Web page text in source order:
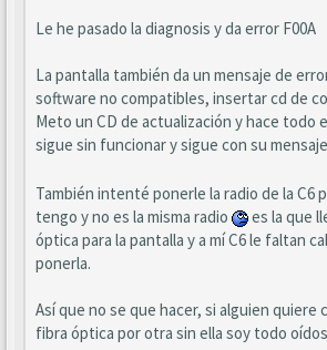
Le he pasado la diagnosis y da error F00A
La pantalla también da un mensaje de
software no compatibles, insertar cd de
Meto un CD de actualización y hace todo
sigue sin funcionar y sigue con su
También intenté ponerle la radio de la C6
tengo y no es la misma radio
es la que
óptica para la pantalla y a mí C6 le faltan
ponerla.
Así que no se que hacer, si alguien quiere
fibra óptica por otra sin ella soy todo oídos